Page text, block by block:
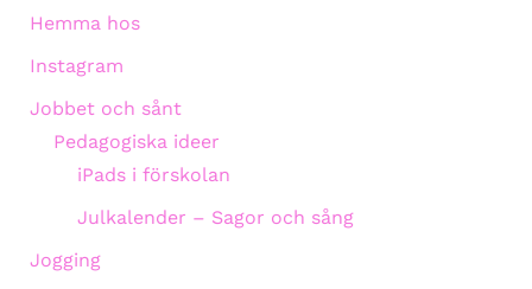
Hemma hos
Instagram
Jobbet och sånt
Pedagogiska ideer
iPads i förskolan
Julkalender – Sagor och sång
Jogging